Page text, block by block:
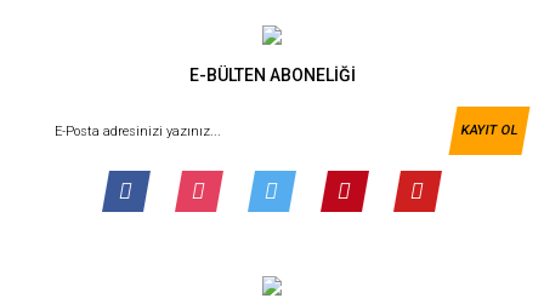
E-BÜLTEN ABONELİĞİ
KAYIT OL